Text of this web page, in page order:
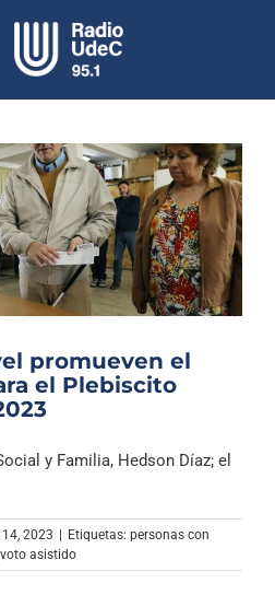
UdeC en vivo
Somos
Clásica
promueven el
el Plebiscito
y Familia, Hedson Díaz; el
2023 | Etiquetas: personas con
voto asistido